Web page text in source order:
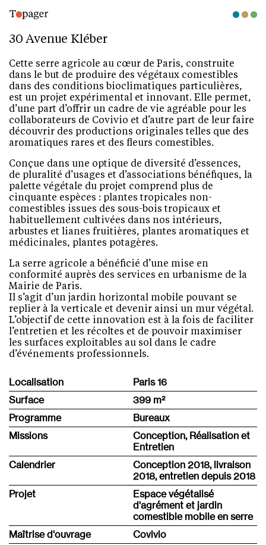
30 Avenue Kléber
Cette serre agricole au cœur de Paris, construite
dans le but de produire des végétaux comestibles
dans des conditions bioclimatiques particulières,
est un projet expérimental et innovant. Elle permet,
d’une part d’offrir un cadre de vie agréable pour les
collaborateurs de Covivio et d’autre part de leur faire
découvrir des productions originales telles que des
aromatiques rares et des fleurs comestibles.
Conçue dans une optique de diversité d’essences,
de pluralité d’usages et d’associations bénéfiques, la
palette végétale du projet comprend plus de
cinquante espèces : plantes tropicales non-
comestibles issues des sous-bois tropicaux et
habituellement cultivées dans nos intérieurs,
arbustes et lianes fruitières, plantes aromatiques et
médicinales, plantes potagères.
La serre agricole a bénéficié d’une mise en
conformité auprès des services en urbanisme de la
Mairie de Paris.
Il s’agit d’un jardin horizontal mobile pouvant se
replier à la verticale et devenir ainsi un mur végétal.
L’objectif de cette innovation est à la fois de faciliter
l’entretien et les récoltes et de pouvoir maximiser
les surfaces exploitables au sol dans le cadre
d’événements professionnels.
Localisation
Paris 16
Surface
399 m²
Programme
Bureaux
Missions
Conception, Réalisation et
Entretien
Calendrier
Conception 2018, livraison
2018, entretien depuis 2018
Projet
Espace végétalisé
d'agrément et jardin
comestible mobile en serre
Maîtrise d'ouvrage
Covivio